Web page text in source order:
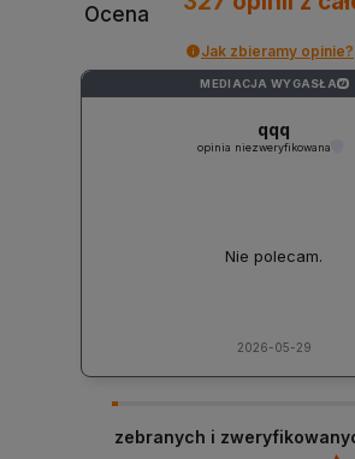
Ocena
Jak zbieramy opinie?
MEDIACJA WYGASŁA ?
qqq
opinia niezweryfikowana
Nie polecam.
2026-05-29
zebranych i